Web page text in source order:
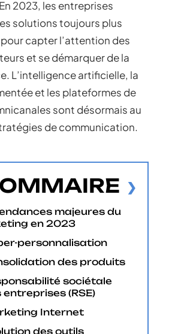
2023, les entreprises
solutions toujours plus
capter l’attention des
et se démarquer de la
L’intelligence artificielle, la
et les plateformes de
sont désormais au
de communication.
majeures du
en 2023
personnalisation
des produits
sociétale
entreprises (RSE)
Internet
des outils